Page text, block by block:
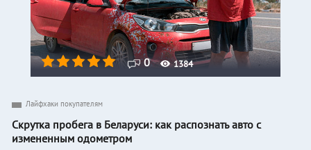
0 1384
Лайфхаки покупателям
Скрутка пробега в Беларуси: как распознать авто с
измененным одометром